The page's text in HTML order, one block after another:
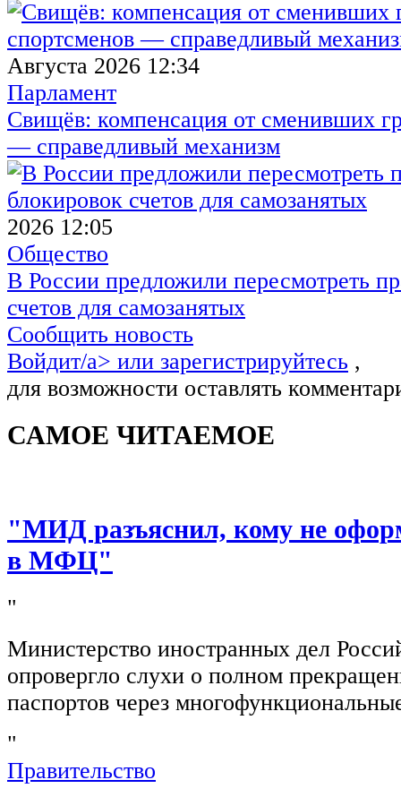
Августа 2026 12:34
Парламент
Свищёв: компенсация от сменивших
— справедливый механизм
2026 12:05
Общество
В России предложили пересмотреть
счетов для самозанятых
Сообщить новость
Войдит/a> или зарегистрируйтесь ,
для возможности оставлять
САМОЕ ЧИТАЕМОЕ
"МИД разъяснил, кому не
в МФЦ"
"
Министерство иностранных дел
опровергло слухи о полном
паспортов через
"
Правительство